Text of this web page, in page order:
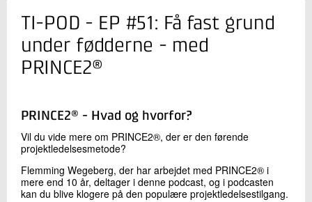
Kontakt os
Send
TI-POD - EP #51: Få fast grund
under fødderne - med
PRINCE2®
PRINCE2® - Hvad og hvorfor?
Vil du vide mere om PRINCE2®, der er den førende
projektledelsesmetode?
Flemming Wegeberg, der har arbejdet med PRINCE2® i
mere end 10 år, deltager i denne podcast, og i podcasten
kan du blive klogere på den populære projektledelsestilgang.